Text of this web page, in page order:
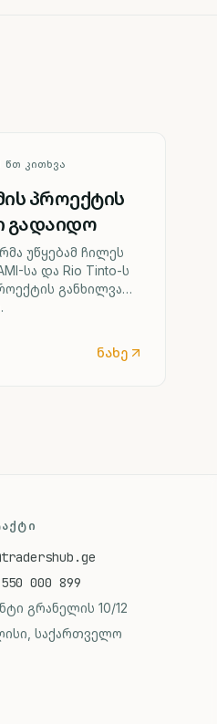
ᲬᲗ ᲙᲘᲗᲮᲕᲐ
პროექტის
გადაიდო
უწყებამ ჩილეს
სა და Rio Tinto-ს
განხილვა
ნახე
000 899
გრანელის 10/12
საქართველო